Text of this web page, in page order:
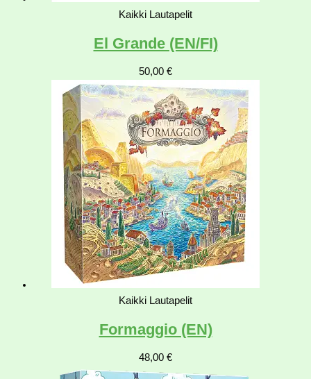
Kaikki Lautapelit
El Grande (EN/FI)
50,00 €
Kaikki Lautapelit
Formaggio (EN)
48,00 €